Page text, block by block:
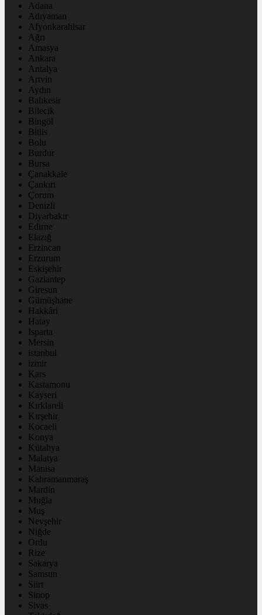
Adana
Adıyaman
Afyonkarahisar
Ağrı
Amasya
Ankara
Antalya
Artvin
Aydın
Balıkesir
Bilecik
Bingöl
Bitlis
Bolu
Burdur
Bursa
Çanakkale
Çankırı
Çorum
Denizli
Diyarbakır
Edirne
Elazığ
Erzincan
Erzurum
Eskişehir
Gaziantep
Giresun
Gümüşhane
Hakkâri
Hatay
Isparta
Mersin
istanbul
izmir
Kars
Kastamonu
Kayseri
Kırklareli
Kırşehir
Kocaeli
Konya
Kütahya
Malatya
Manisa
Kahramanmaraş
Mardin
Muğla
Muş
Nevşehir
Niğde
Ordu
Rize
Sakarya
Samsun
Siirt
Sinop
Sivas